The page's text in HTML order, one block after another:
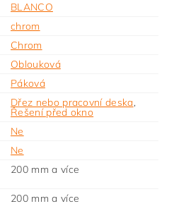
BLANCO
chrom
Chrom
Oblouková
Páková
Dřez nebo pracovní deska,
Řešení před okno
Ne
Ne
200 mm a více
200 mm a více